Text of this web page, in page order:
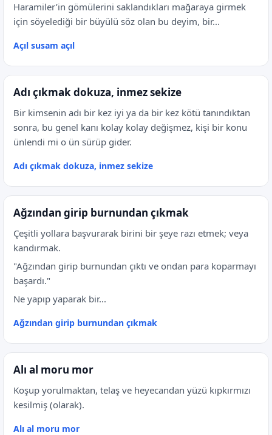
Haramiler’in gömülerini saklandıkları mağaraya girmek
için söyelediği bir büyülü söz olan bu deyim, bir...
Açıl susam açıl
Adı çıkmak dokuza, inmez sekize
Bir kimsenin adı bir kez iyi ya da bir kez kötü tanındıktan
sonra, bu genel kanı kolay kolay değişmez, kişi bir konu
ünlendi mi o ün sürüp gider.
Adı çıkmak dokuza, inmez sekize
Ağzından girip burnundan çıkmak
Çeşitli yollara başvurarak birini bir şeye razı etmek; veya
kandırmak.
"Ağzından girip burnundan çıktı ve ondan para koparmayı
başardı."
Ne yapıp yaparak bir...
Ağzından girip burnundan çıkmak
Alı al moru mor
Koşup yorulmaktan, telaş ve heyecandan yüzü kıpkırmızı
kesilmiş (olarak).
Alı al moru mor